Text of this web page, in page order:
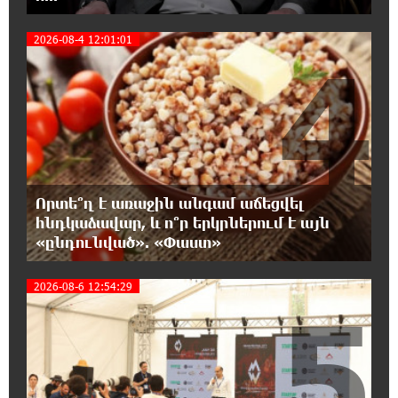
Վանաձորում բшխվել են «Jeep Cherokee»-ն և
22:03:58 7-08-2026
Մասկը մերժել է Կիևի խնդրանքը՝
օգտագործել Starlink-ը Ռուսաստանի դեմ
հարվшծները կառավարելու համար
21:45:44 7-08-2026
Երևանում և մարզերում էլեկտրաէներգիայի
ընդհատումներ կլինեն
21:26:16 7-08-2026
Ստեփանավանում ռուս կին է փորձել
ինքնասպան լինել
21:08:37 7-08-2026
ԵԱՏՄ֊ն չի ուզում, որ իր միջոցներով
զարգանա Հայաստանի տնտեսությունը ու
2026-08-4 12:01:01
Որտե՞ղ է առաջին անգամ աճեցվել
հնդկաձավար, և ո՞ր երկրներում է այն
«ընդունված». «Փաստ»
4
2026-08-6 12:54:29